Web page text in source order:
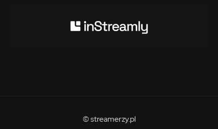
© streamerzy.pl